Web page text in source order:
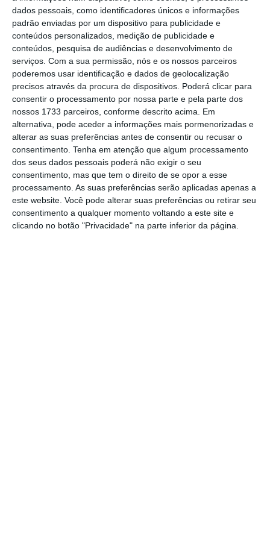
dados pessoais, como identificadores únicos e informações
padrão enviadas por um dispositivo para publicidade e
conteúdos personalizados, medição de publicidade e
conteúdos, pesquisa de audiências e desenvolvimento de
serviços. Com a sua permissão, nós e os nossos parceiros
poderemos usar identificação e dados de geolocalização
precisos através da procura de dispositivos. Poderá clicar para
consentir o processamento por nossa parte e pela parte dos
nossos 1733 parceiros, conforme descrito acima. Em
alternativa, pode aceder a informações mais pormenorizadas e
alterar as suas preferências antes de consentir ou recusar o
consentimento. Tenha em atenção que algum processamento
dos seus dados pessoais poderá não exigir o seu
consentimento, mas que tem o direito de se opor a esse
processamento. As suas preferências serão aplicadas apenas a
este website. Você pode alterar suas preferências ou retirar seu
consentimento a qualquer momento voltando a este site e
clicando no botão "Privacidade" na parte inferior da página.
produtos alimentares em
temperatura controlada.”
Vítor Figueiredo
CEO da Zolve
Em paralelo, o até agora diretor-geral
(Alberto Sancho) e a diretora de rede (Rosa
Martínez) dogrupo Logifrio, que conta com um
total de 29 delegações com uma capacidade
superior a 405 mil m3, adquiriram uma
participação na Zolve. Os dois executivos
mantêm assim os cargos e passam a integrar
a administração da empresa portuguesa, que
até janeiro deste ano se chamava Greenyard